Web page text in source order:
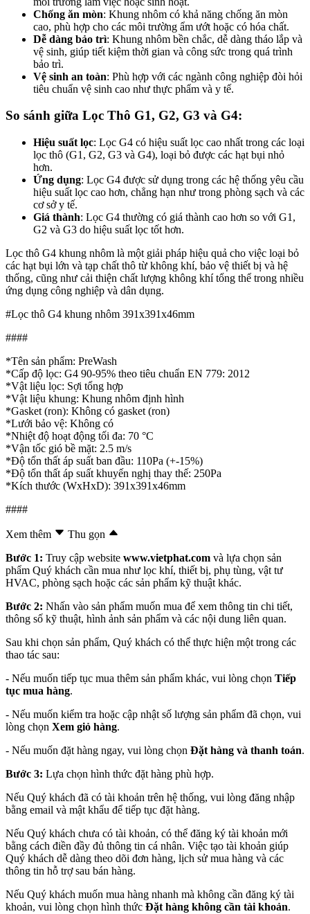
Chống ăn mòn: Khung nhôm có khả năng chống ăn mòn
cao, phù hợp cho các môi trường ẩm ướt hoặc có hóa chất.
Dễ dàng bảo trì: Khung nhôm bền chắc, dễ dàng tháo lắp và
vệ sinh, giúp tiết kiệm thời gian và công sức trong quá trình
bảo trì.
Vệ sinh an toàn: Phù hợp với các ngành công nghiệp đòi hỏi
tiêu chuẩn vệ sinh cao như thực phẩm và y tế.
So sánh giữa Lọc Thô G1, G2, G3 và G4:
Hiệu suất lọc: Lọc G4 có hiệu suất lọc cao nhất trong các loại
lọc thô (G1, G2, G3 và G4), loại bỏ được các hạt bụi nhỏ
hơn.
Ứng dụng: Lọc G4 được sử dụng trong các hệ thống yêu cầu
hiệu suất lọc cao hơn, chẳng hạn như trong phòng sạch và các
cơ sở y tế.
Giá thành: Lọc G4 thường có giá thành cao hơn so với G1,
G2 và G3 do hiệu suất lọc tốt hơn.
Lọc thô G4 khung nhôm là một giải pháp hiệu quả cho việc loại bỏ
các hạt bụi lớn và tạp chất thô từ không khí, bảo vệ thiết bị và hệ
thống, cũng như cải thiện chất lượng không khí tổng thể trong nhiều
ứng dụng công nghiệp và dân dụng.
#Lọc thô G4 khung nhôm 391x391x46mm
####
*Tên sản phẩm: PreWash
*Cấp độ lọc: G4 90-95% theo tiêu chuẩn EN 779: 2012
*Vật liệu lọc: Sợi tổng hợp
*Vật liệu khung: Khung nhôm định hình
*Gasket (ron): Không có gasket (ron)
*Lưới bảo vệ: Không có
*Nhiệt độ hoạt động tối đa: 70 °C
*Vận tốc gió bề mặt: 2.5 m/s
*Độ tổn thất áp suất ban đầu: 110Pa (+-15%)
*Độ tổn thất áp suất khuyến nghị thay thế: 250Pa
*Kích thước (WxHxD): 391x391x46mm
####
Xem thêm
Thu gọn
Bước 1: Truy cập website www.vietphat.com và lựa chọn sản
phẩm Quý khách cần mua như lọc khí, thiết bị, phụ tùng, vật tư
HVAC, phòng sạch hoặc các sản phẩm kỹ thuật khác.
Bước 2: Nhấn vào sản phẩm muốn mua để xem thông tin chi tiết,
thông số kỹ thuật, hình ảnh sản phẩm và các nội dung liên quan.
Sau khi chọn sản phẩm, Quý khách có thể thực hiện một trong các
thao tác sau:
- Nếu muốn tiếp tục mua thêm sản phẩm khác, vui lòng chọn Tiếp
tục mua hàng.
- Nếu muốn kiểm tra hoặc cập nhật số lượng sản phẩm đã chọn, vui
lòng chọn Xem giỏ hàng.
- Nếu muốn đặt hàng ngay, vui lòng chọn Đặt hàng và thanh toán.
Bước 3: Lựa chọn hình thức đặt hàng phù hợp.
Nếu Quý khách đã có tài khoản trên hệ thống, vui lòng đăng nhập
bằng email và mật khẩu để tiếp tục đặt hàng.
Nếu Quý khách chưa có tài khoản, có thể đăng ký tài khoản mới
bằng cách điền đầy đủ thông tin cá nhân. Việc tạo tài khoản giúp
Quý khách dễ dàng theo dõi đơn hàng, lịch sử mua hàng và các
thông tin hỗ trợ sau bán hàng.
Nếu Quý khách muốn mua hàng nhanh mà không cần đăng ký tài
khoản, vui lòng chọn hình thức Đặt hàng không cần tài khoản.